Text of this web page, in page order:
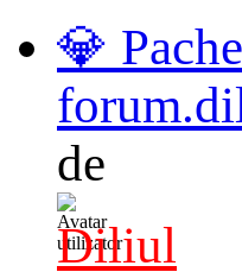
💎
de
Diliul